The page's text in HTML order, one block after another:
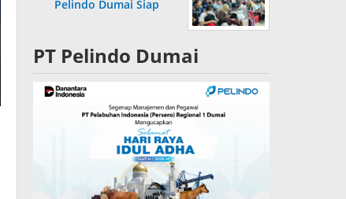
Pelindo Dumai Siap
PT Pelindo Dumai